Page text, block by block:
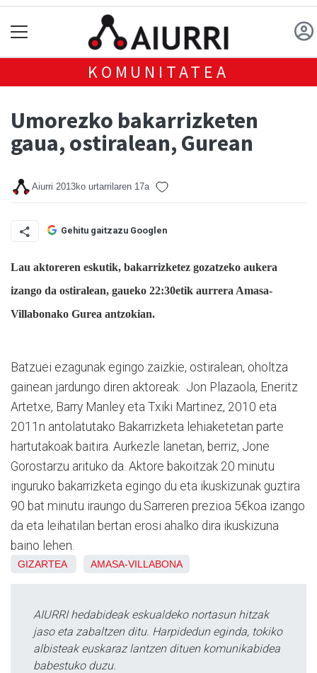
KOMUNITATEA
Umorezko bakarrizketen
gaua, ostiralean, Gurean
Aiurri 2013ko urtarrilaren 17a
Gehitu gaitzazu Googlen
Lau aktoreren eskutik, bakarrizketez gozatzeko aukera
izango da ostiralean, gaueko 22:30etik aurrera Amasa-
Villabonako Gurea antzokian.
Batzuei ezagunak egingo zaizkie, ostiralean, oholtza
gainean jardungo diren aktoreak: Jon Plazaola, Eneritz
Artetxe, Barry Manley eta Txiki Martinez, 2010 eta
2011n antolatutako Bakarrizketa lehiaketetan parte
hartutakoak baitira. Aurkezle lanetan, berriz, Jone
Gorostarzu arituko da. Aktore bakoitzak 20 minutu
inguruko bakarrizketa egingo du eta ikuskizunak guztira
90 bat minutu iraungo du. Sarreren prezioa 5€koa izango
da eta leihatilan bertan erosi ahalko dira ikuskizuna
baino lehen.
GIZARTEA AMASA-VILLABONA
AIURRI hedabideak eskualdeko nortasun hitzak
jaso eta zabaltzen ditu. Harpidedun eginda, tokiko
albisteak euskaraz lantzen dituen komunikabidea
babestuko duzu.